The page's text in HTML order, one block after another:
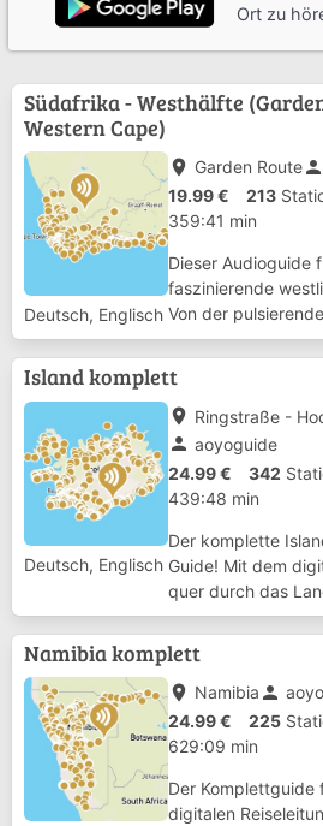
Ort zu
Südafrika - Westhälfte
Western Cape)
Deutsch, Englisch
place Garden Routeperson
19.99 €
213
359:41 min
Dieser Audioguide
faszinierende
Von der
ihren
majestätischen
malerischen
Horizonten der ...
Island komplett
Deutsch, Englisch
place Ringstraße - Hochland -
person aoyoguide
24.99 €
342
439:48 min
Der komplette
Guide! Mit dem
quer durch das
Landesteile sind in
Die Ringstraße:
bereisen - mit den
Namibia komplett
place Namibia person
24.99 €
225
629:09 min
Der Komplettguide für
digitalen